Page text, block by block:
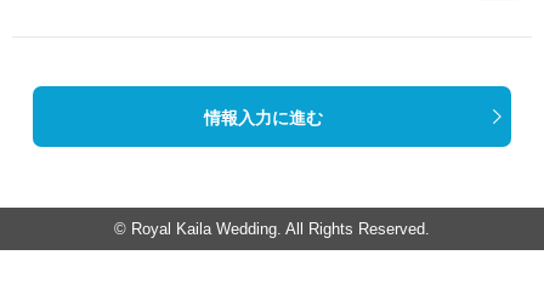
情報入力に進む
© Royal Kaila Wedding. All Rights Reserved.